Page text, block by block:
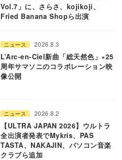
Vol.7」に、さらさ、kojikoji、
Fried Banana Shopら出演
ニュース 2026.8.3
L’Arc-en-Ciel新曲「総天然色」×25
周年サマソニのコラボレーション映
像公開
ニュース 2026.8.2
【ULTRA JAPAN 2026】ウルトラ
全出演者発表でMykris、PAS
TASTA、NAKAJIN、パソコン音楽
クラブら追加